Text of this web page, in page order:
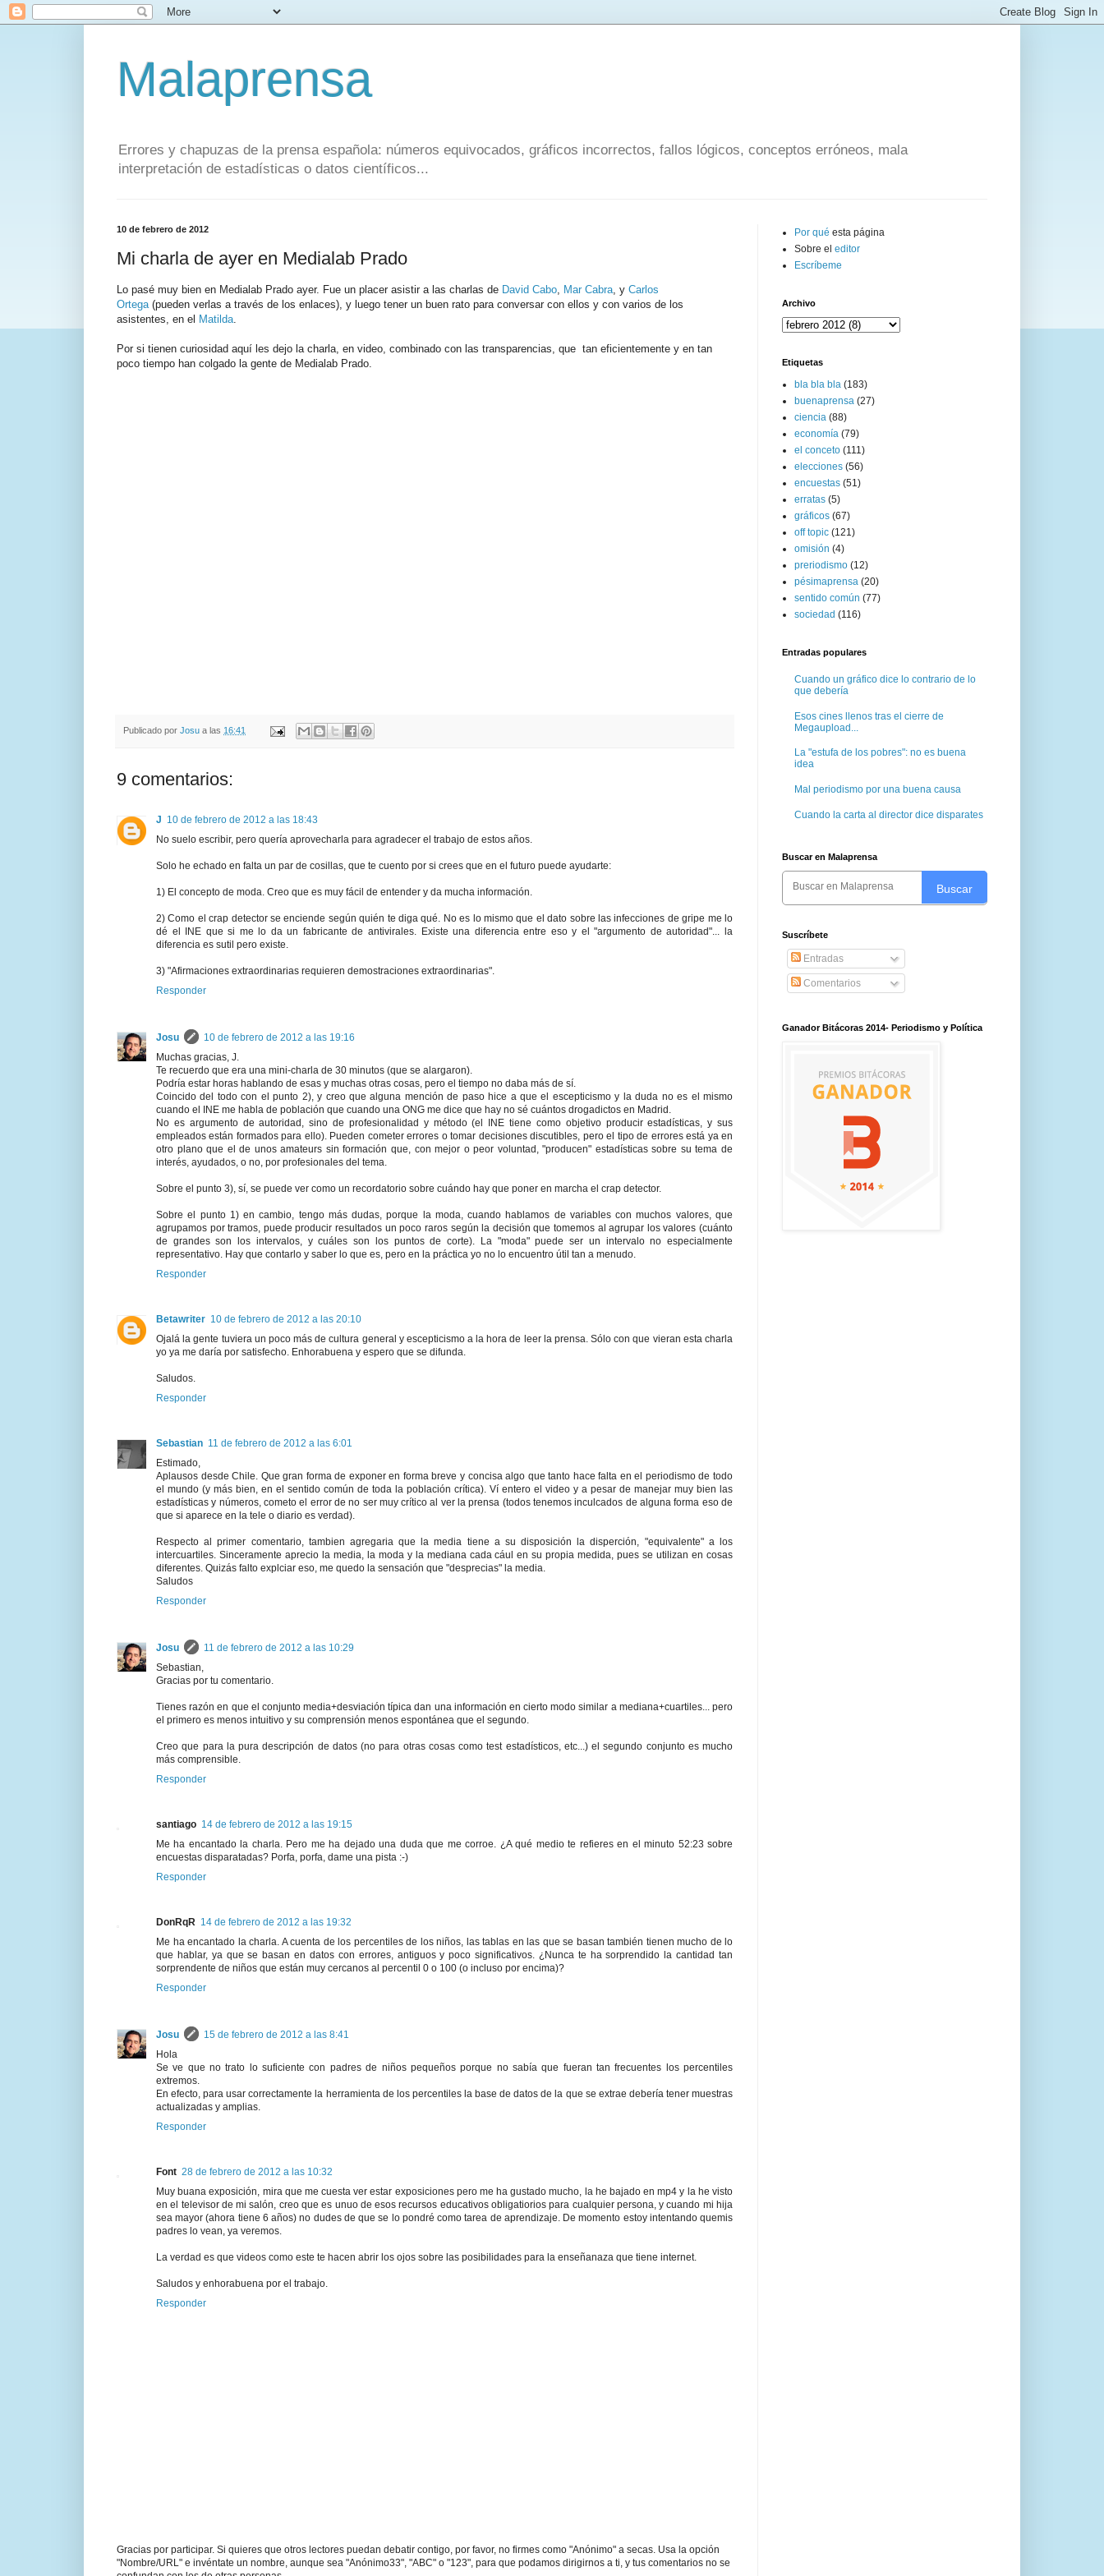
Malaprensa
Errores y chapuzas de la prensa española: números equivocados, gráficos incorrectos, fallos lógicos, conceptos erróneos, mala
interpretación de estadísticas o datos científicos...
10 de febrero de 2012
Mi charla de ayer en Medialab Prado
Lo pasé muy bien en Medialab Prado ayer. Fue un placer asistir a las charlas de David Cabo, Mar Cabra, y Carlos
Ortega(pueden verlas a través de los enlaces), y luego tener un buen rato para conversar con ellos y con varios de los
asistentes, en el Matilda.
Por si tienen curiosidad aquí les dejo la charla, en video, combinado con las transparencias, que tan eficientemente y en tan
poco tiempo han colgado la gente de Medialab Prado.
Publicado por Josu a las 16:41
9 comentarios:
J 10 de febrero de 2012 a las 18:43
No suelo escribir, pero quería aprovecharla para agradecer el trabajo de estos años.
Solo he echado en falta un par de cosillas, que te cuento por si crees que en el futuro puede ayudarte:
1) El concepto de moda. Creo que es muy fácil de entender y da mucha información.
2) Como el crap detector se enciende según quién te diga qué. No es lo mismo que el dato sobre las infecciones de gripe me lo
dé el INE que si me lo da un fabricante de antivirales. Existe una diferencia entre eso y el "argumento de autoridad"... la
diferencia es sutil pero existe.
3) "Afirmaciones extraordinarias requieren demostraciones extraordinarias".
Responder
Josu
10 de febrero de 2012 a las 19:16
Muchas gracias, J.
Te recuerdo que era una mini-charla de 30 minutos (que se alargaron).
Podría estar horas hablando de esas y muchas otras cosas, pero el tiempo no daba más de sí.
Coincido del todo con el punto 2), y creo que alguna mención de paso hice a que el escepticismo y la duda no es el mismo
cuando el INE me habla de población que cuando una ONG me dice que hay no sé cuántos drogadictos en Madrid.
No es argumento de autoridad, sino de profesionalidad y método (el INE tiene como objetivo producir estadísticas, y sus
empleados están formados para ello). Pueden cometer errores o tomar decisiones discutibles, pero el tipo de errores está ya en
otro plano que el de unos amateurs sin formación que, con mejor o peor voluntad, "producen" estadísticas sobre su tema de
interés, ayudados, o no, por profesionales del tema.
Sobre el punto 3), sí, se puede ver como un recordatorio sobre cuándo hay que poner en marcha el crap detector.
Sobre el punto 1) en cambio, tengo más dudas, porque la moda, cuando hablamos de variables con muchos valores, que
agrupamos por tramos, puede producir resultados un poco raros según la decisión que tomemos al agrupar los valores (cuánto
de grandes son los intervalos, y cuáles son los puntos de corte). La "moda" puede ser un intervalo no especialmente
representativo. Hay que contarlo y saber lo que es, pero en la práctica yo no lo encuentro útil tan a menudo.
Responder
Betawriter 10 de febrero de 2012 a las 20:10
Ojalá la gente tuviera un poco más de cultura general y escepticismo a la hora de leer la prensa. Sólo con que vieran esta charla
yo ya me daría por satisfecho. Enhorabuena y espero que se difunda.
Saludos.
Responder
Sebastian 11 de febrero de 2012 a las 6:01
Estimado,
Aplausos desde Chile. Que gran forma de exponer en forma breve y concisa algo que tanto hace falta en el periodismo de todo
el mundo (y más bien, en el sentido común de toda la población crítica). Ví entero el video y a pesar de manejar muy bien las
estadísticas y números, cometo el error de no ser muy crítico al ver la prensa (todos tenemos inculcados de alguna forma eso de
que si aparece en la tele o diario es verdad).
Respecto al primer comentario, tambien agregaria que la media tiene a su disposición la disperción, "equivalente" a los
intercuartiles. Sinceramente aprecio la media, la moda y la mediana cada cául en su propia medida, pues se utilizan en cosas
diferentes. Quizás falto explciar eso, me quedo la sensación que "desprecias" la media.
Saludos
Responder
Josu
11 de febrero de 2012 a las 10:29
Sebastian,
Gracias por tu comentario.
Tienes razón en que el conjunto media+desviación típica dan una información en cierto modo similar a mediana+cuartiles... pero
el primero es menos intuitivo y su comprensión menos espontánea que el segundo.
Creo que para la pura descripción de datos (no para otras cosas como test estadísticos, etc...) el segundo conjunto es mucho
más comprensible.
Responder
santiago 14 de febrero de 2012 a las 19:15
Me ha encantado la charla. Pero me ha dejado una duda que me corroe. ¿A qué medio te refieres en el minuto 52:23 sobre
encuestas disparatadas? Porfa, porfa, dame una pista :-)
Responder
DonRqR 14 de febrero de 2012 a las 19:32
Me ha encantado la charla. A cuenta de los percentiles de los niños, las tablas en las que se basan también tienen mucho de lo
que hablar, ya que se basan en datos con errores, antiguos y poco significativos. ¿Nunca te ha sorprendido la cantidad tan
sorprendente de niños que están muy cercanos al percentil 0 o 100 (o incluso por encima)?
Responder
Josu
15 de febrero de 2012 a las 8:41
Hola
Se ve que no trato lo suficiente con padres de niños pequeños porque no sabía que fueran tan frecuentes los percentiles
extremos.
En efecto, para usar correctamente la herramienta de los percentiles la base de datos de la que se extrae debería tener muestras
actualizadas y amplias.
Responder
Font 28 de febrero de 2012 a las 10:32
Muy buana exposición, mira que me cuesta ver estar exposiciones pero me ha gustado mucho, la he bajado en mp4 y la he visto
en el televisor de mi salón, creo que es unuo de esos recursos educativos obligatiorios para cualquier persona, y cuando mi hija
sea mayor (ahora tiene 6 años) no dudes de que se lo pondré como tarea de aprendizaje. De momento estoy intentando quemis
padres lo vean, ya veremos.
La verdad es que videos como este te hacen abrir los ojos sobre las posibilidades para la enseñanaza que tiene internet.
Saludos y enhorabuena por el trabajo.
Responder
Gracias por participar. Si quieres que otros lectores puedan debatir contigo, por favor, no firmes como "Anónimo" a secas. Usa la opción
"Nombre/URL" e invéntate un nombre, aunque sea "Anónimo33", "ABC" o "123", para que podamos dirigirnos a ti, y tus comentarios no se
Por qué esta página
Sobre el editor
Escríbeme
Archivo
Etiquetas
bla bla bla (183)
buenaprensa (27)
ciencia (88)
economía (79)
el conceto (111)
elecciones (56)
encuestas (51)
erratas (5)
gráficos (67)
off topic (121)
omisión (4)
preriodismo (12)
pésimaprensa (20)
sentido común (77)
sociedad (116)
Entradas populares
Cuando un gráfico dice lo contrario de lo
que debería
Esos cines llenos tras el cierre de
Megaupload...
La "estufa de los pobres": no es buena
idea
Mal periodismo por una buena causa
Cuando la carta al director dice disparates
Buscar en Malaprensa
Buscar
Suscríbete
Entradas
Comentarios
Ganador Bitácoras 2014- Periodismo y Política